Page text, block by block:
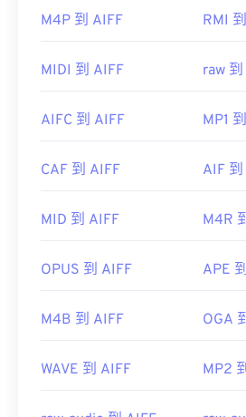
預設情況下，AIFF 檔案會在
開發者： 蘋果
實用連結：
https://en.wikipedia.org/wiki/
2619569
M4P 到 AIFF RMI
MIDI 到 AIFF raw
AIFC 到 AIFF MP1
CAF 到 AIFF AIF
MID 到 AIFF M4R
OPUS 到 AIFF APE
M4B 到 AIFF OGA
WAVE 到 AIFF MP2